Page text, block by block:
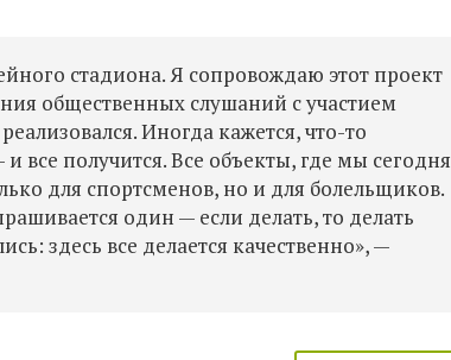
стадиона. Я сопровождаю этот проект
общественных слушаний с участием
Иногда кажется, что-то
все получится. Все объекты, где мы сегодня
для спортсменов, но и для болельщиков.
один — если делать, то делать
здесь все делается качественно», —